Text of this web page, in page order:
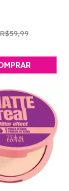
R$59,99